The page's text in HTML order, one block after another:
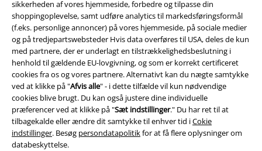
sikkerheden af ​​vores hjemmeside, forbedre og tilpasse din
shoppingoplevelse, samt udføre analytics til markedsføringsformål
(f.eks. personlige annoncer) på vores hjemmeside, på sociale medier
og på tredjepartswebsteder Hvis data overføres til USA, deles de kun
med partnere, der er underlagt en tilstrækkelighedsbeslutning i
henhold til gældende EU-lovgivning, og som er korrekt certificeret
cookies fra os og vores partnere. Alternativt kan du nægte samtykke
ved at klikke på "Afvis alle" - i dette tilfælde vil kun nødvendige
cookies blive brugt. Du kan også justere dine individuelle
præferencer ved at klikke på "Sæt indstillinger." Du har ret til at
tilbagekalde eller ændre dit samtykke til enhver tid iCokie
indstillinger. Besøg persondatapolitikfor at få flere oplysninger om
databeskyttelse.
Juridisk
Salgs-, medlems- & leveringsbetingelser
Om EMP Danmark
Persondatapolitik
Bortskaffelse af affald og miljøbeskyttelse
Overensstemmelseserklæring